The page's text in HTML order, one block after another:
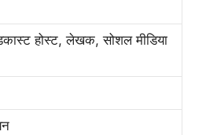
होस्ट, लेखक, सोशल मीडिया